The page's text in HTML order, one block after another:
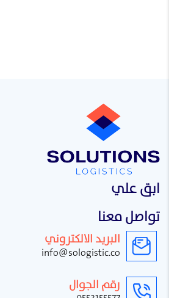
ابق علي
تواصل معنا
البريد الالكتروني
info@sologistic.co
رقم الجوال